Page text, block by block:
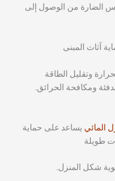
الضارة من الوصول إلى
آثاث المبنى
وتقليل الطاقة
ومكافحة الحرائق.
المائييساعد على حماية
طويلة
شكل المنزل.